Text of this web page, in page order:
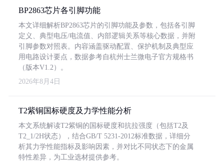
BP2863芯片各引脚功能
本文详细解析BP2863芯片的引脚功能及参数，包括各引脚
定义、典型电压/电流值、内部逻辑关系等核心数据，并附
引脚参数对照表。内容涵盖驱动配置、保护机制及典型应
用电路设计要点，数据参考自杭州士兰微电子官方规格书
（版本V1.2）。
2026年8月4日
T2紫铜国标硬度及力学性能分析
本文系统解读T2紫铜的国标硬度和抗拉强度（包括T2及
T2_1/2H状态），结合GB/T 5231-2012标准数据，详细分
析其力学性能指标及影响因素，并对比不同状态下的金属
特性差异，为工业选材提供参考。